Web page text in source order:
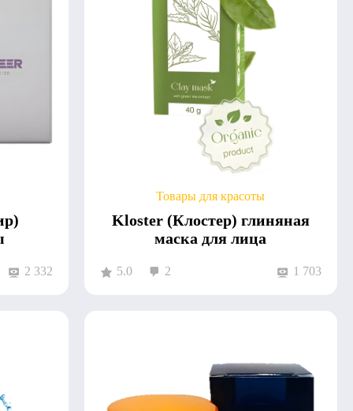
2 332
Товары для красоты
Kloster (Клостер) глиняная
маска для лица
5.0 2 1 703